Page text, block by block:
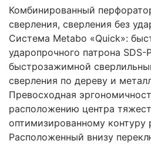
Комбинированный
сверления, сверления без
Система Metabo «Quick»:
ударопрочного патрона SDS-
быстрозажимной
сверления по дереву и
Превосходная
расположению центра
оптимизированному контуру
Расположенный внизу